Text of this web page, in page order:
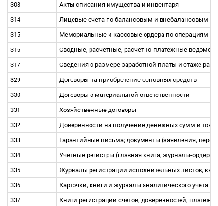
308 Акты списания имущества и инвентаря
314 Лицевые счета по балансовым и внебалансовым
315 Мемориальные и кассовые ордера по операциям с
316 Сводные, расчетные, расчетно-платежные
317 Сведения о размере заработной платы и стаже
329 Договоры на приобретение основных средств
330 Договоры о материальной ответственности
331 Хозяйственные договоры
332 Доверенности на получение денежных сумм и
333 Гарантийные письма; документы (заявления,
334 Учетные регистры (главная книга, журналы-ордера)
335 Журналы регистрации исполнительных листов,
336 Карточки, книги и журналы аналитического
337 Книги регистрации счетов, доверенностей,